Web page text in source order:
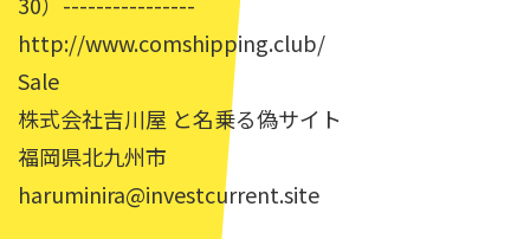
http://www.comshipping.club/
Sale
株式会社吉川屋 と名乗る偽サイト
福岡県北九州市
haruminira@investcurrent.site